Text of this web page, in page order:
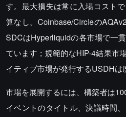
す。最大損失は常に入場コスト
算なし。Coinbase/Circleの
SDCはHyperliquidの各市場で一
ています；規範的なHIP-4結果市
イティブ市場が発行するUSDHは
市場を展開するには、構築者は
イベントのタイトル、決議時間